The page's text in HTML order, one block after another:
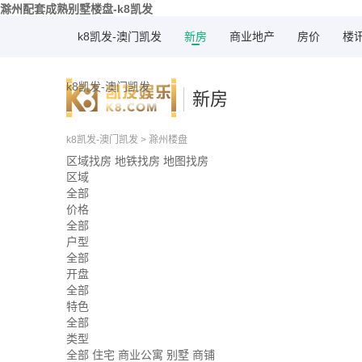
滁州配套成熟别墅楼盘-k8凯发
k8凯发-澳门凯发 新房 商业地产 房价 楼
k8凯发-澳门凯发
新房
k8凯发-澳门凯发 > 滁州楼盘
区域找房 地铁找房 地图找房
区域
全部
价格
全部
户型
全部
开盘
全部
特色
全部
类型
全部 住宅 商业公寓 别墅 商铺